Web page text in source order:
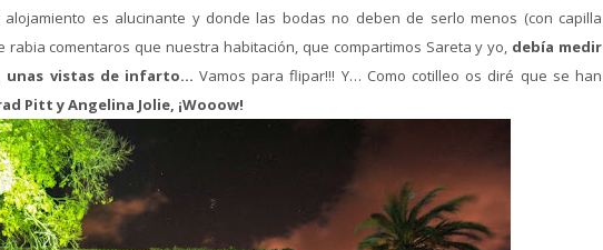
es alucinante y donde las bodas no deben de serlo menos (con capilla
comentaros que nuestra habitación, que compartimos Sareta y yo, debía medir
unas vistas de infarto… Vamos para flipar!!! Y… Como cotilleo os diré que se han
Pitt y Angelina Jolie, ¡Wooow!